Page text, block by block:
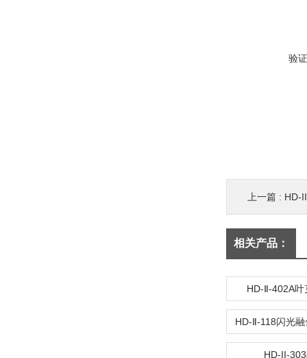
验
上一篇 : HD-
相关产品：
HD-Ⅱ-402A
HD-II-